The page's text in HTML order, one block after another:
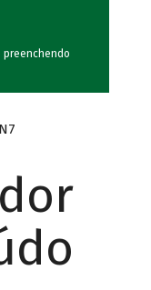
preenchendo